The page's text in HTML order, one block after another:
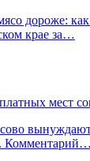
дороже:
крае за…
мест
вынуждают
Комментарий…